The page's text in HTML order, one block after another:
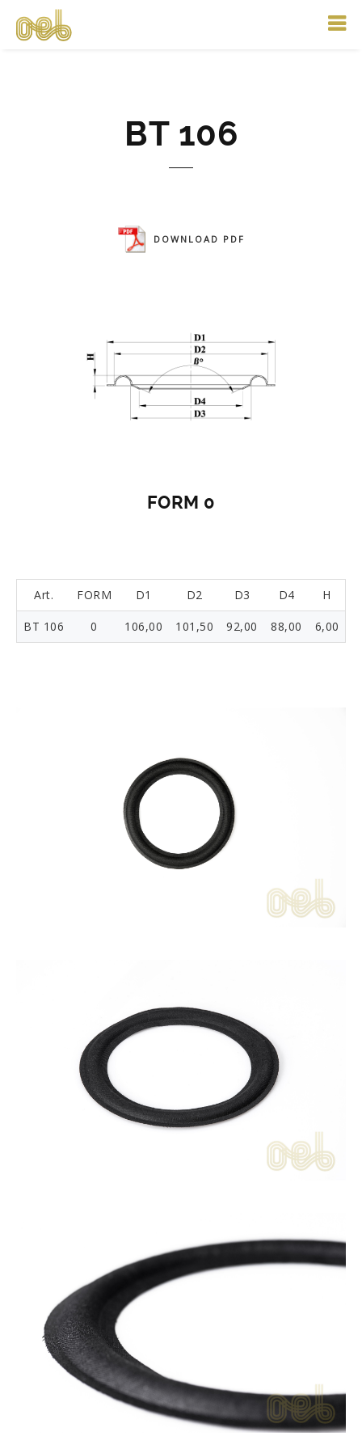
BT 106
DOWNLOAD PDF
FORM 0
Art. FORM D1 D2 D3 D4 H
BT 106 0 106,00 101,50 92,00 88,00 6,00